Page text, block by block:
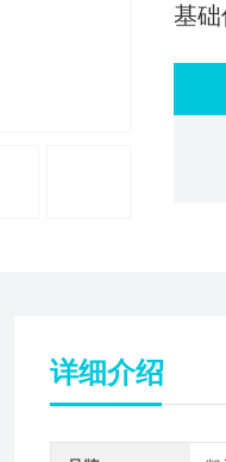
基础
详细介绍